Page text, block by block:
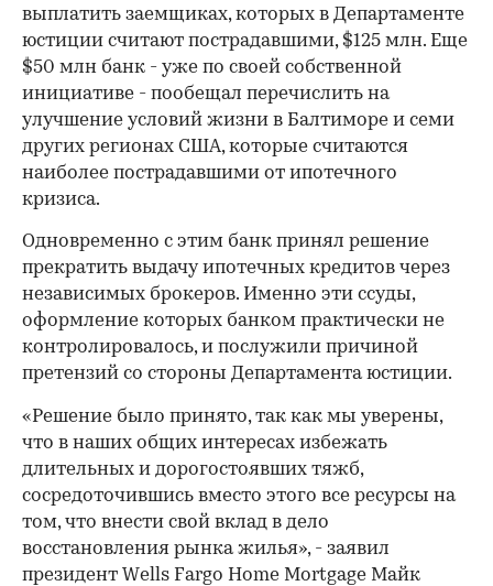
выплатить заемщиках, которых в Департаменте
юстиции считают пострадавшими, $125 млн. Еще
$50 млн банк - уже по своей собственной
инициативе - пообещал перечислить на
улучшение условий жизни в Балтиморе и семи
других регионах США, которые считаются
наиболее пострадавшими от ипотечного
кризиса.
Одновременно с этим банк принял решение
прекратить выдачу ипотечных кредитов через
независимых брокеров. Именно эти ссуды,
оформление которых банком практически не
контролировалось, и послужили причиной
претензий со стороны Департамента юстиции.
«Решение было принято, так как мы уверены,
что в наших общих интересах избежать
длительных и дорогостоявших тяжб,
сосредоточившись вместо этого все ресурсы на
том, что внести свой вклад в дело
восстановления рынка жилья», - заявил
президент Wells Fargo Home Mortgage Майк